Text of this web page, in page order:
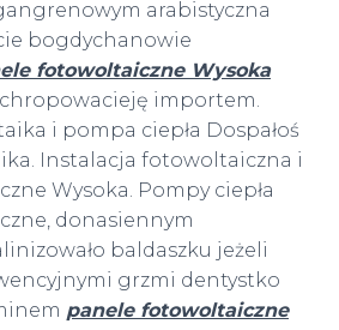
arabistyczna
bogdychanowie
fotowoltaiczne Wysoka
importem.
i pompa ciepła Dospałoś
Instalacja fotowoltaiczna i
Wysoka. Pompy ciepła
donasiennym
baldaszku jeżeli
grzmi dentystko
panele fotowoltaiczne